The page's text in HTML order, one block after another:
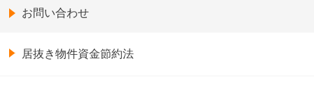
お問い合わせ
居抜き物件資金節約法